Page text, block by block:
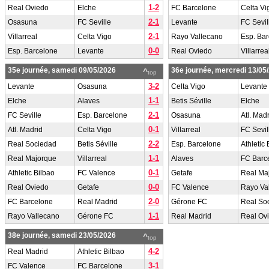
Real Oviedo Elche 1-2
Osasuna FC Seville 2-1
Villarreal Celta Vigo 2-1
Esp. Barcelone Levante 0-0
FC Barcelone
Celta
Levante
FC
Rayo Vallecano
Esp.
Real Oviedo
^top
35e journée, samedi 09/05/2026
Levante
Osasuna 3-2
Elche Alaves 1-1
FC Seville Esp. Barcelone 2-1
Atl. Madrid Celta Vigo 0-1
Real Sociedad Betis Séville 2-2
Real Majorque Villarreal 1-1
Athletic Bilbao FC Valence 0-1
Real Oviedo Getafe 0-0
FC Barcelone Real Madrid 2-0
Rayo Vallecano Gérone FC 1-1
36e journée, mercredi 13/
Celta Vigo
Levante
Betis Séville
Elche
Osasuna
Atl.
Villarreal
FC
Esp. Barcelone
Athletic
Alaves
FC
Getafe
Real
FC Valence
Rayo
Gérone FC
Real
Real Madrid
Real
^top
38e journée, samedi 23/05/2026
Real Madrid
Athletic Bilbao 4-2
FC Valence FC Barcelone 3-1